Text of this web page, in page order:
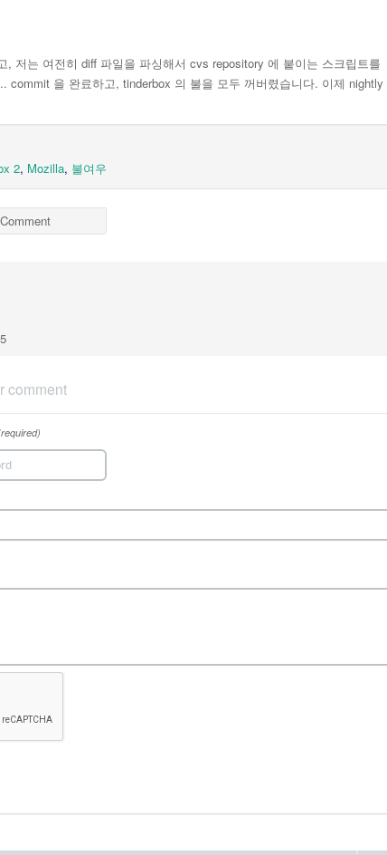
, 저는 여전히 diff 파일을 파싱해서 cvs repository 에 붙이는 스크립트를
commit 을 완료하고, tinderbox 의 불을 모두 꺼버렸습니다. 이제 nightly
2, Mozilla, 불여우
comment